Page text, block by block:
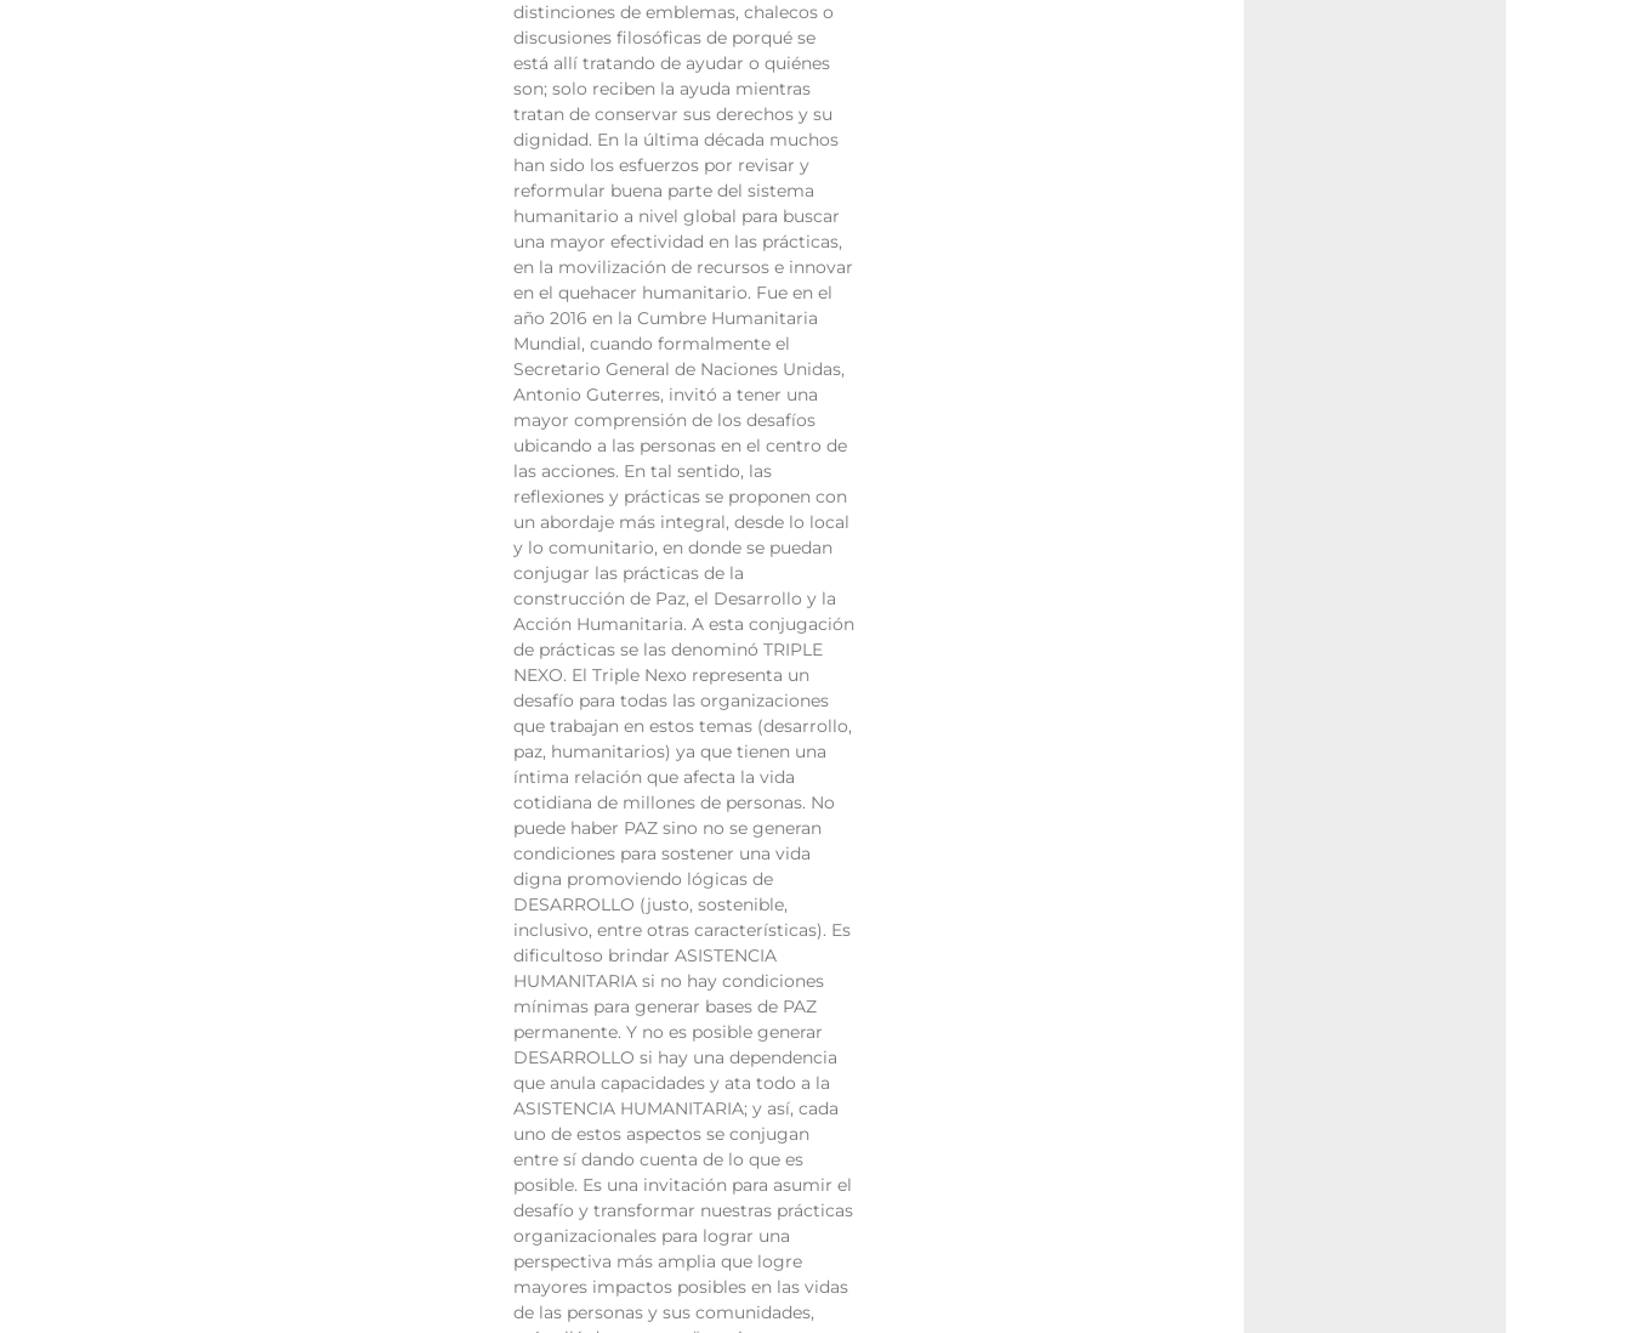
distinciones de emblemas, chalecos o
discusiones filosóficas de porqué se
está allí tratando de ayudar o quiénes
son; solo reciben la ayuda mientras
tratan de conservar sus derechos y su
dignidad. En la última década muchos
han sido los esfuerzos por revisar y
reformular buena parte del sistema
humanitario a nivel global para buscar
una mayor efectividad en las prácticas,
en la movilización de recursos e innovar
en el quehacer humanitario. Fue en el
año 2016 en la Cumbre Humanitaria
Mundial, cuando formalmente el
Secretario General de Naciones Unidas,
Antonio Guterres, invitó a tener una
mayor comprensión de los desafíos
ubicando a las personas en el centro de
las acciones. En tal sentido, las
reflexiones y prácticas se proponen con
un abordaje más integral, desde lo local
y lo comunitario, en donde se puedan
conjugar las prácticas de la
construcción de Paz, el Desarrollo y la
Acción Humanitaria. A esta conjugación
de prácticas se las denominó TRIPLE
NEXO. El Triple Nexo representa un
desafío para todas las organizaciones
que trabajan en estos temas (desarrollo,
paz, humanitarios) ya que tienen una
íntima relación que afecta la vida
cotidiana de millones de personas. No
puede haber PAZ sino no se generan
condiciones para sostener una vida
digna promoviendo lógicas de
DESARROLLO (justo, sostenible,
inclusivo, entre otras características). Es
dificultoso brindar ASISTENCIA
HUMANITARIA si no hay condiciones
mínimas para generar bases de PAZ
permanente. Y no es posible generar
DESARROLLO si hay una dependencia
que anula capacidades y ata todo a la
ASISTENCIA HUMANITARIA; y así, cada
uno de estos aspectos se conjugan
entre sí dando cuenta de lo que es
posible. Es una invitación para asumir el
desafío y transformar nuestras prácticas
organizacionales para lograr una
perspectiva más amplia que logre
mayores impactos posibles en las vidas
de las personas y sus comunidades,